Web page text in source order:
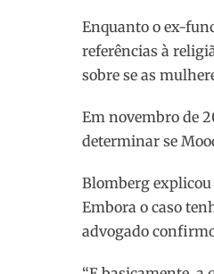
Enquanto o ex-
referências à
sobre se as
Em novembro de
determinar se
Blomberg explicou
Embora o caso
advogado